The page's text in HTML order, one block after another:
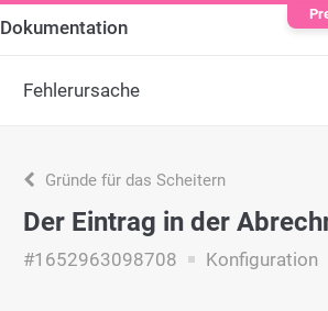
Dokumentation
Fehlerursache
Gründe für das Scheitern
Der Eintrag in der
#1652963098708 Konfiguration